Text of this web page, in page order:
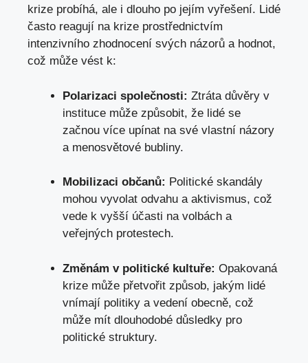
krize probíhá, ale i dlouho po jejím vyřešení. Lidé
často reagují na krize prostřednictvím
intenzivního zhodnocení svých názorů a hodnot,
což může vést k:
Polarizaci společnosti: Ztráta důvěry v
instituce může způsobit, že lidé se
začnou více upínat na své vlastní názory
a menosvětové bubliny.
Mobilizaci občanů: Politické skandály
mohou vyvolat odvahu a aktivismus, což
vede k vyšší účasti na volbách a
veřejných protestech.
Změnám v politické kultuře: Opakovaná
krize může přetvořit způsob, jakým lidé
vnímají politiky a vedení obecně, což
může mít dlouhodobé důsledky pro
politické struktury.